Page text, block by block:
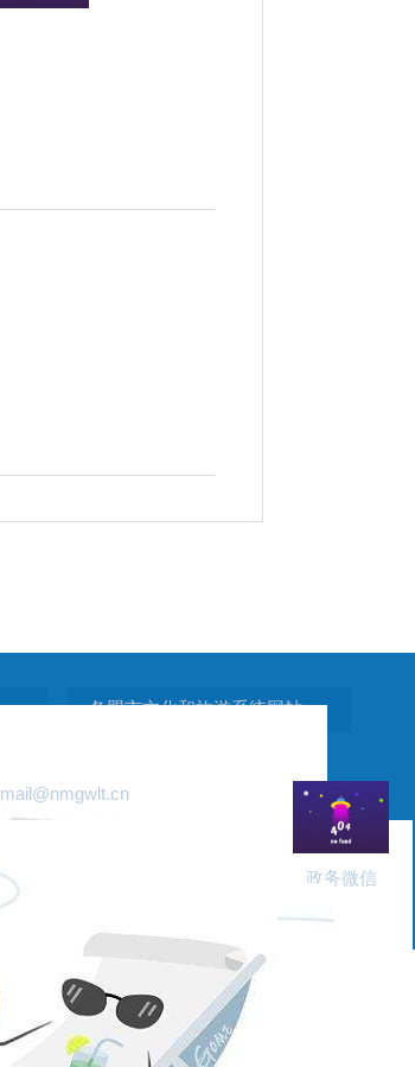
各盟市文化和旅游系统网站
mail@nmgwlt.cn
政务微信